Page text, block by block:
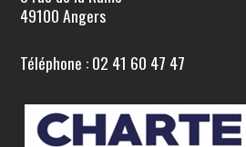
49100 Angers
Téléphone : 02 41 60 47 47